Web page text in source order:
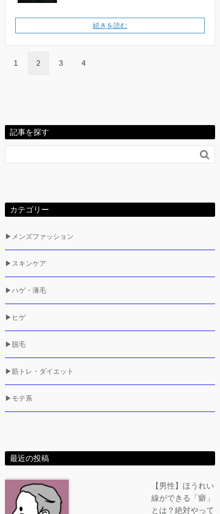
続きを読む
1 2 3 4
記事を探す

カテゴリー
▶メンズファッション
▶スキンケア
▶ハゲ・薄毛
▶ヒゲ
▶脱毛
▶筋トレ・ダイエット
▶モテ系
最近の投稿
【男性】ほうれい
線ができる「癖」
とは？絶対やって